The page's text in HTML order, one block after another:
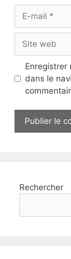
Site
web
Enregistrer
dans le
Rechercher